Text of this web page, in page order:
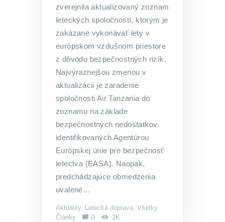
zverejnila aktualizovaný zoznam
leteckých spoločností, ktorým je
zakázané vykonávať lety v
európskom vzdušnom priestore
z dôvodu bezpečnostných rizík.
Najvýraznejšou zmenou v
aktualizácii je zaradenie
spoločnosti Air Tanzania do
zoznamu na základe
bezpečnostných nedostatkov
identifikovaných Agentúrou
Európskej únie pre bezpečnosť
letectva (EASA). Naopak,
predchádzajúce obmedzenia
uvalené…
Aktuality, Letecká doprava, Všetky
Články
0 2K